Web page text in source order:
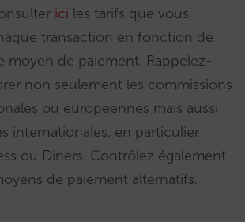
ici les tarifs que vous
transaction en fonction de
moyen de paiement. Rappelez-
non seulement les commissions
ou européennes mais aussi
internationales, en particulier
ou Diners. Contrôlez également
de paiement alternatifs.